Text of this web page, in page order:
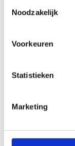
Noodzakelijk
Voorkeuren
Statistieken
Marketing
WOENSDAG
08:00 - 22:00
VRIJDAG